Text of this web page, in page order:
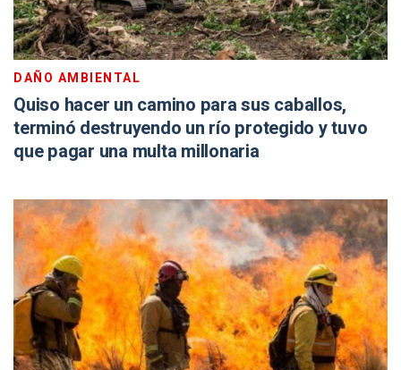
DAÑO AMBIENTAL
Quiso hacer un camino para sus caballos,
terminó destruyendo un río protegido y tuvo
que pagar una multa millonaria